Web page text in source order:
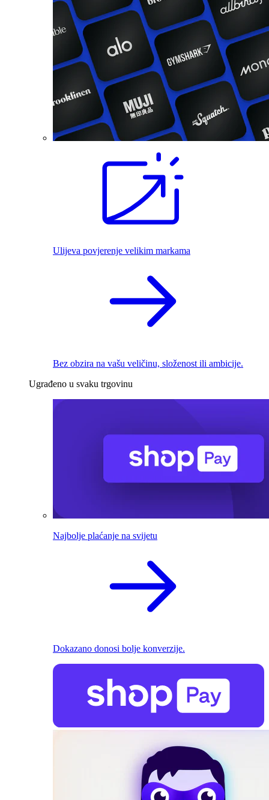
Ulijeva povjerenje velikim markama
Bez obzira na vašu veličinu, složenost ili ambicije.
Ugrađeno u svaku trgovinu
Najbolje plaćanje na svijetu
Dokazano donosi bolje konverzije.